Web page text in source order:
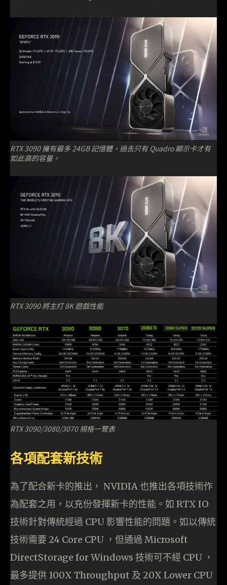
RTX 3090 擁有最多 24GB 記憶體，過去只有 Quadro 顯示卡才有
如此高的容量。
RTX 3090 將主打 8K 遊戲性能
RTX 3090/3080/3070 規格一覽表
各項配套新技術
為了配合新卡的推出， NVIDIA 也推出各項技術作
為配套之用，以充份發揮新卡的性能。如 RTX IO
技術針對傳統經過 CPU 影響性能的問題。如以傳統
技術需要 24 Core CPU ，但通過 Microsoft
DirectStorage for Windows 技術可不經 CPU ，
最多提供 100X Throughput 及 20X Lower CPU